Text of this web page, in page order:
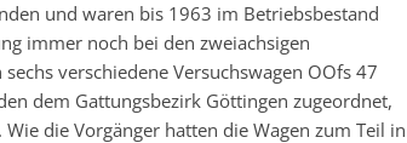
und waren bis 1963 im Betriebsbestand
immer noch bei den zweiachsigen
verschiedene Versuchswagen OOfs 47
dem Gattungsbezirk Göttingen zugeordnet,
die Vorgänger hatten die Wagen zum Teil in